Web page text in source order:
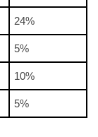
24%
5%
10%
5%